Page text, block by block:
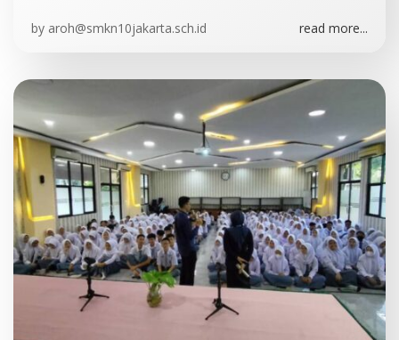
by aroh@smkn10jakarta.sch.id read more...